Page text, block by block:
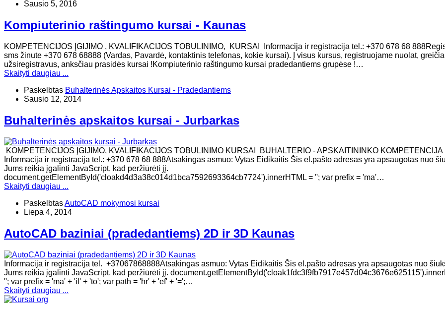
Sausio 5, 2016
Kompiuterinio raštingumo kursai - Kaunas
KOMPETENCIJOS ĮGIJIMO , KVALIFIKACIJOS TOBULINIMO, KURSAI Informacija ir registracija tel.: +370 678 68
sms žinute +370 678 68888 (Vardas, Pavardė, kontaktinis telefonas, kokie kursai). Į visus kursus, registruojame nuolat,
užsiregistravus, anksčiau prasidės kursai !Kompiuterinio raštingumo kursai pradedantiems grupėse !…
Skaityti daugiau ...
Paskelbtas Buhalterinės Apskaitos Kursai - Pradedantiems
Sausio 12, 2014
Buhalterinės apskaitos kursai - Jurbarkas
KOMPETENCIJOS ĮGIJIMO, KVALIFIKACIJOS TOBULINIMO KURSAI BUHALTERIO - APSKAITININKO KOMPETENCIJA
Informacija ir registracija tel.: +370 678 68 888Atsakingas asmuo: Vytas Eidikaitis Šis el.pašto adresas yra apsaugotas nuo
Jums reikia įgalinti JavaScript, kad peržiūrėti jį.
document.getElementById('cloakd4d3a38c014d1bca7592693364cb7724').innerHTML = ''; var prefix = 'ma'…
Skaityti daugiau ...
PaskelbtasAutoCAD mokymosi kursai
Liepa 4, 2014
AutoCAD baziniai (pradedantiems) 2D ir 3D Kaunas
Informacija ir registracija tel. +37067868888Atsakingas asmuo: Vytas Eidikaitis Šis el.pašto adresas yra apsaugotas nuo
Jums reikia įgalinti JavaScript, kad peržiūrėti jį.
''; var prefix = 'ma' + 'il' + 'to'; var path = 'hr' + 'ef' + '=';…
Skaityti daugiau ...